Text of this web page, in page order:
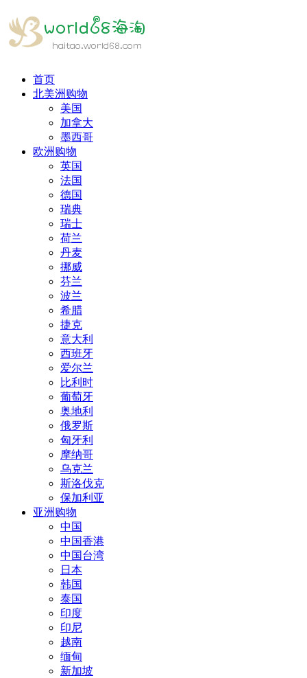
首页
北美洲购物
美国
加拿大
墨西哥
欧洲购物
英国
法国
德国
瑞典
瑞士
荷兰
丹麦
挪威
芬兰
波兰
希腊
捷克
意大利
西班牙
爱尔兰
比利时
葡萄牙
奥地利
俄罗斯
匈牙利
摩纳哥
乌克兰
斯洛伐克
保加利亚
亚洲购物
中国
中国香港
中国台湾
日本
韩国
泰国
印度
印尼
越南
缅甸
新加坡